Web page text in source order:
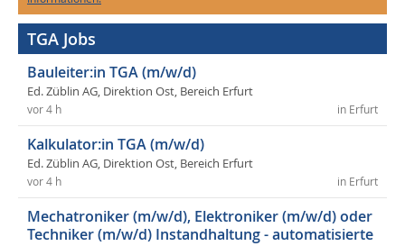
TGA Jobs
Bauleiter:in TGA (m/w/d)
Ed. Züblin AG, Direktion Ost, Bereich Erfurt
in Erfurt
vor 4 h
Kalkulator:in TGA (m/w/d)
Ed. Züblin AG, Direktion Ost, Bereich Erfurt
in Erfurt
vor 4 h
Mechatroniker (m/w/d), Elektroniker (m/w/d) oder
Techniker (m/w/d) Instandhaltung - automatisierte